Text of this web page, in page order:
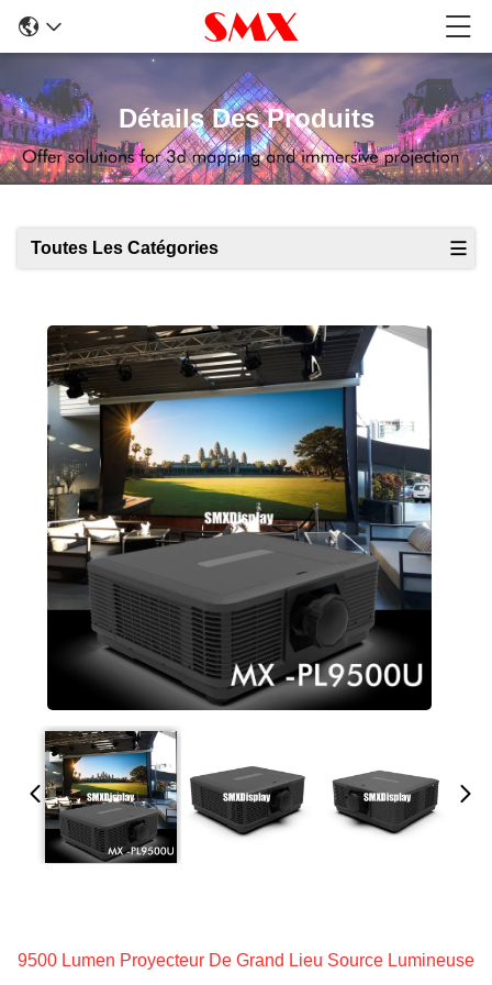
Détails Des Produits
Toutes Les Catégories
9500 Lumen Proyecteur De Grand Lieu Source Lumineuse